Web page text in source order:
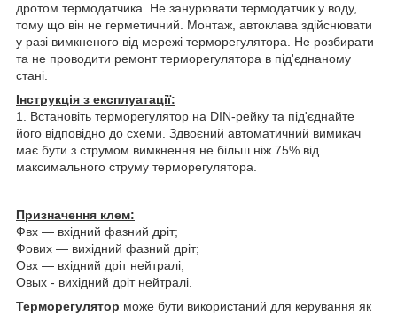
дротом термодатчика. Не занурювати термодатчик у воду,
тому що він не герметичний. Монтаж, автоклава здійснювати
у разі вимкненого від мережі терморегулятора. Не розбирати
та не проводити ремонт терморегулятора в під'єднаному
стані.
Інструкція з експлуатації:
1. Встановіть терморегулятор на DIN-рейку та під'єднайте
його відповідно до схеми. Здвоєний автоматичний вимикач
має бути з струмом вимкнення не більш ніж 75% від
максимального струму терморегулятора.
Призначення клем:
Фвх — вхідний фазний дріт;
Фових — вихідний фазний дріт;
Овх — вхідний дріт нейтралі;
Овых - вихідний дріт нейтралі.
Терморегулятор може бути використаний для керування як